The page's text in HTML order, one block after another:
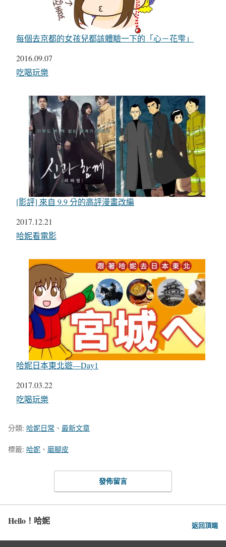
每個去京都的女孩兒都該體驗一下的「心－花雫」
日期
2016.09.07
關於
吃喝玩樂
[影評] 來自 9.9 分的高評漫畫改編
日期
2017.12.21
關於
哈妮看電影
哈妮日本東北遊—Day1
日期
2017.03.22
關於
吃喝玩樂
分類: 哈妮日常 、 最新文章
標籤: 哈妮 、 磨腳皮
發佈留言
Hello！哈妮 返回頂端